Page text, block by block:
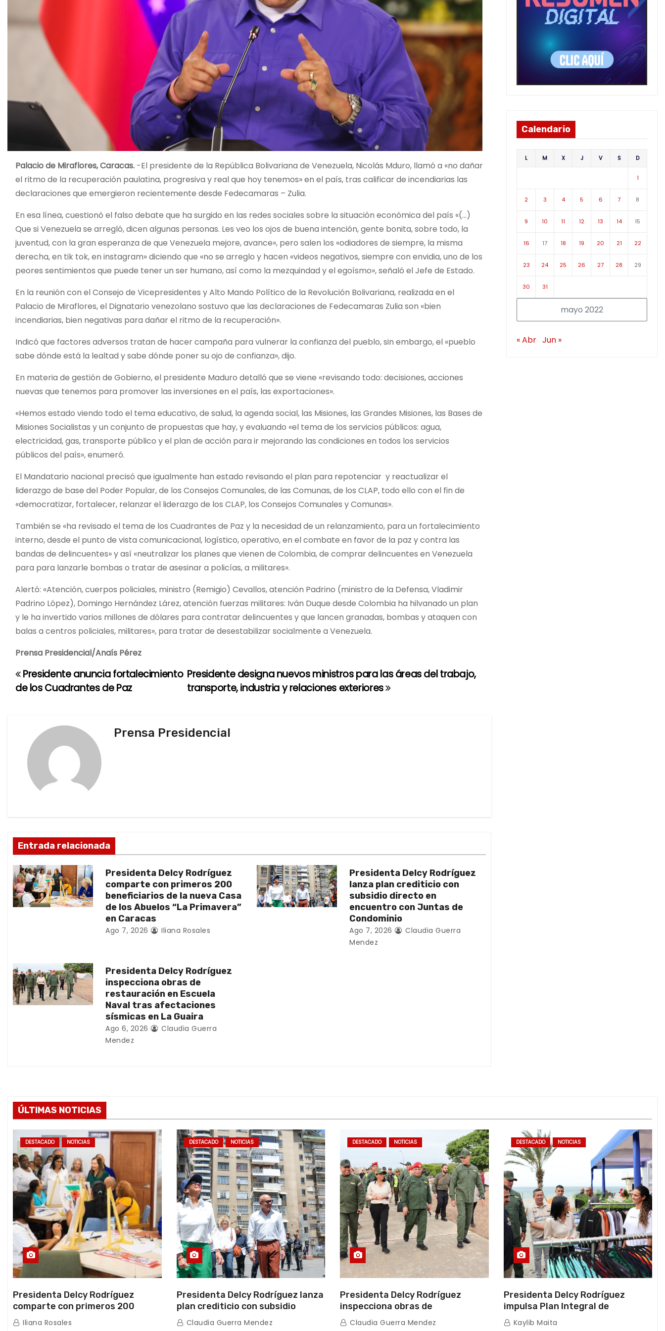
Palacio de Miraflores, Caracas. -El presidente de la República Bolivariana de Venezuela, Nicolás Mduro, llamó a «no dañar
el ritmo de la recuperación paulatina, progresiva y real que hoy tenemos» en el país, tras calificar de incendiarias las
declaraciones que emergieron recientemente desde Fedecamaras – Zulia.
En esa línea, cuestionó el falso debate que ha surgido en las redes sociales sobre la situación económica del país «(…)
Que si Venezuela se arregló, dicen algunas personas. Les veo los ojos de buena intención, gente bonita, sobre todo, la
juventud, con la gran esperanza de que Venezuela mejore, avance», pero salen los «odiadores de siempre, la misma
derecha, en tik tok, en instagram» diciendo que «no se arreglo y hacen «videos negativos, siempre con envidia, uno de los
peores sentimientos que puede tener un ser humano, así como la mezquindad y el egoísmo», señaló el Jefe de Estado.
En la reunión con el Consejo de Vicepresidentes y Alto Mando Político de la Revolución Bolivariana, realizada en el
Palacio de Miraflores, el Dignatario venezolano sostuvo que las declaraciones de Fedecamaras Zulia son «bien
incendiarias, bien negativas para dañar el ritmo de la recuperación».
Indicó que factores adversos tratan de hacer campaña para vulnerar la confianza del pueblo, sin embargo, el «pueblo
sabe dónde está la lealtad y sabe dónde poner su ojo de confianza», dijo.
En materia de gestión de Gobierno, el presidente Maduro detalló que se viene «revisando todo: decisiones, acciones
nuevas que tenemos para promover las inversiones en el país, las exportaciones».
«Hemos estado viendo todo el tema educativo, de salud, la agenda social, las Misiones, las Grandes Misiones, las Bases de
Misiones Socialistas y un conjunto de propuestas que hay, y evaluando «el tema de los servicios públicos: agua,
electricidad, gas, transporte público y el plan de acción para ir mejorando las condiciones en todos los servicios
públicos del país», enumeró.
El Mandatario nacional precisó que igualmente han estado revisando el plan para repotenciar y reactualizar el
liderazgo de base del Poder Popular, de los Consejos Comunales, de las Comunas, de los CLAP, todo ello con el fin de
«democratizar, fortalecer, relanzar el liderazgo de los CLAP, los Consejos Comunales y Comunas».
También se «ha revisado el tema de los Cuadrantes de Paz y la necesidad de un relanzamiento, para un fortalecimiento
interno, desde el punto de vista comunicacional, logístico, operativo, en el combate en favor de la paz y contra las
bandas de delincuentes» y así «neutralizar los planes que vienen de Colombia, de comprar delincuentes en Venezuela
para para lanzarle bombas o tratar de asesinar a policías, a militares».
Alertó: «Atención, cuerpos policiales, ministro (Remigio) Cevallos, atención Padrino (ministro de la Defensa, Vladimir
Padrino López), Domingo Hernández Lárez, atención fuerzas militares: Iván Duque desde Colombia ha hilvanado un plan
y le ha invertido varios millones de dólares para contratar delincuentes y que lancen granadas, bombas y ataquen con
balas a centros policiales, militares», para tratar de desestabilizar socialmente a Venezuela.
Prensa Presidencial/Anaís Pérez
N
ó
n
d
e
t
r
a
Presidente designa nuevos ministros para las áreas del trabajo,
transporte, industria y relaciones exteriores
Presidente anuncia fortalecimiento
de los Cuadrantes de Paz
Prensa Presidencial
Entrada relacionada
Presidenta Delcy Rodríguez
comparte con primeros 200
beneficiarios de la nueva Casa
de los Abuelos “La Primavera”
en Caracas
Ago 7, 2026 Iliana Rosales
Presidenta Delcy Rodríguez
lanza plan crediticio con
subsidio directo en
encuentro con Juntas de
Condominio
Ago 7, 2026
Claudia Guerra
Mendez
Presidenta Delcy Rodríguez
inspecciona obras de
restauración en Escuela
Naval tras afectaciones
sísmicas en La Guaira
Ago 6, 2026
Claudia Guerra
Mendez
Calendario
mayo 2022
L M X J V S D
1
2 3 4 5 6 7 8
9 10 11 12 13 14 15
16 17 18 19 20 21 22
23 24 25 26 27 28 29
30 31
« Abr Jun »
ÚLTIMAS NOTICIAS
DESTACADO NOTICIAS
Presidenta Delcy Rodríguez
comparte con primeros 200
beneficiarios de la nueva Casa de
Iliana Rosales
DESTACADO NOTICIAS
Presidenta Delcy Rodríguez lanza
plan crediticio con subsidio
directo en encuentro con Juntas
Claudia Guerra Mendez
DESTACADO NOTICIAS
Presidenta Delcy Rodríguez
inspecciona obras de
restauración en Escuela Naval
Claudia Guerra Mendez
DESTACADO NOTICIAS
Presidenta Delcy Rodríguez
impulsa Plan Integral de
Reactivación Económica en La
Kaylib Maita